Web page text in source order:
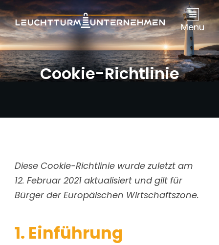
Menu
Cookie-Richtlinie
Diese Cookie-Richtlinie wurde zuletzt am
12. Februar 2021 aktualisiert und gilt für
Bürger der Europäischen Wirtschaftszone.
1. Einführung